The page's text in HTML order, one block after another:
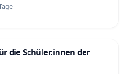
die Schüler.innen der